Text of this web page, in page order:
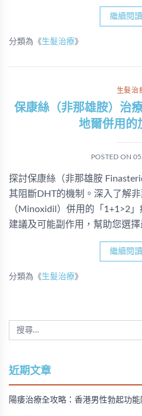
繼續閱讀
分類為《生髮治療》
生髮治
保康絲（非那雄胺）治
地爾併用的
POSTED ON
探討保康絲（非那雄胺
其阻斷DHT的機制。深入了解
（Minoxidil）併用的「1+1>2
建議及可能副作用，幫助您選
繼續閱讀
分類為《生髮治療》
近期文章
陽痿治療全攻略：香港男性勃起功